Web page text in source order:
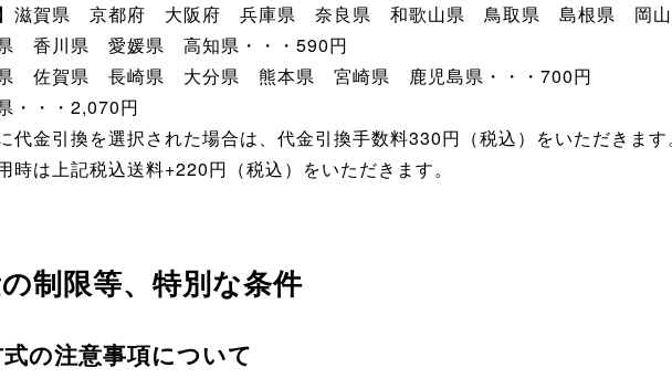
】滋賀県 京都府 大阪府 兵庫県 奈良県 和歌山県 鳥取県 島根県 岡
県 香川県 愛媛県 高知県・・・590円
県 佐賀県 長崎県 大分県 熊本県 宮崎県 鹿児島県・・・700円
・・・2,070円
代金引換を選択された場合は、代金引換手数料330円（税込）をいただきま
時は上記税込送料+220円（税込）をいただきます。
制限等、特別な条件
の注意事項について